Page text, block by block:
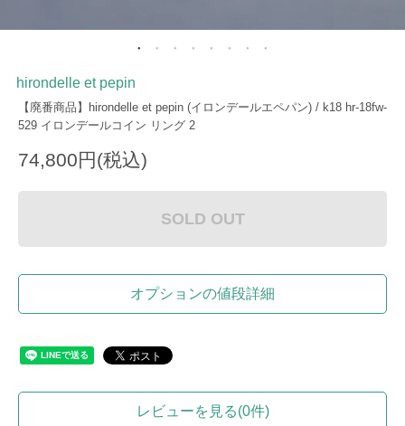
hirondelle et pepin
【廃番商品】hirondelle et pepin (イロンデールエペパン) / k18 hr-18fw-
529 イロンデールコイン リング 2
74,800円(税込)
SOLD OUT
オプションの値段詳細
レビューを見る(0件)